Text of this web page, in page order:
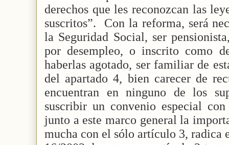
derechos que les reconozcan las
suscritos”.
Con la reforma, será
la Seguridad Social, ser
por desempleo, o inscrito como
haberlas agotado, ser familiar de
del apartado 4, bien carecer de
encuentran en ninguno de los
suscribir un convenio especial
junto a este marco general la
mucha con el sólo artículo 3, radica